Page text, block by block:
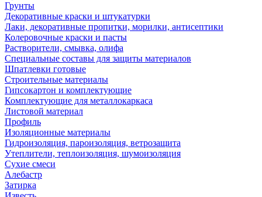
Грунты
Декоративные краски и штукатурки
Лаки, декоративные пропитки, морилки, антисептики
Колеровочные краски и пасты
Растворители, смывка, олифа
Специальные составы для защиты материалов
Шпатлевки готовые
Строительные материалы
Гипсокартон и комплектующие
Комплектующие для металлокаркаса
Листовой материал
Профиль
Изоляционные материалы
Гидроизоляция, пароизоляция, ветрозащита
Утеплители, теплоизоляция, шумоизоляция
Сухие смеси
Алебастр
Затирка